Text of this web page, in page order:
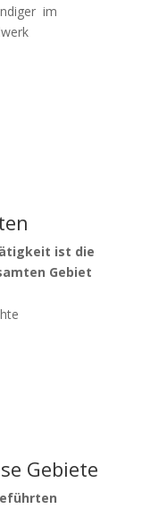
im
ist die
Gebiet
Gebiete